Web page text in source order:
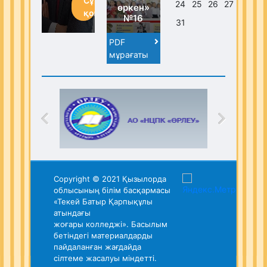
қою
өркен»
№16
PDF
мұрағаты
24
25 26 27
31
Copyright © 2021 Қызылорда
облысының білім басқармасы
«Текей Батыр Қарпықұлы
атындағы
жоғары колледжі». Басылым
бетіндегі материалдарды
пайдаланған жағдайда
сілтеме жасалуы міндетті.